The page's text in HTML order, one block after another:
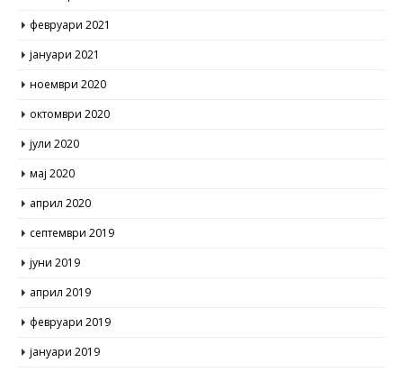
февруари 2021
јануари 2021
ноември 2020
октомври 2020
јули 2020
мај 2020
април 2020
септември 2019
јуни 2019
април 2019
февруари 2019
јануари 2019